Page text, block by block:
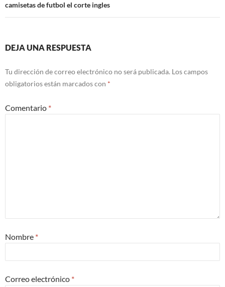
camisetas de futbol el corte ingles
DEJA UNA RESPUESTA
Tu dirección de correo electrónico no será publicada. Los campos
obligatorios están marcados con *
Comentario *
Nombre *
Correo electrónico *